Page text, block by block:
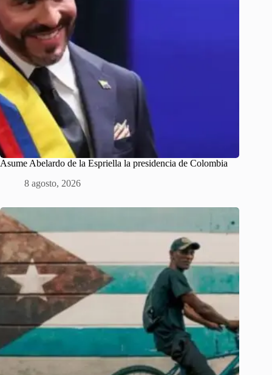
Asume Abelardo de la Espriella la presidencia de Colombia
8 agosto, 2026